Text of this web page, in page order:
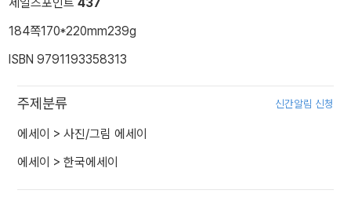
184쪽170*220mm239g
ISBN 9791193358313
주제분류 신간알림 신청
에세이 > 사진/그림 에세이
에세이 > 한국에세이